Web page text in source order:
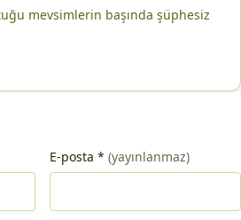
mevsimlerin başında şüphesiz
E-posta * (yayınlanmaz)